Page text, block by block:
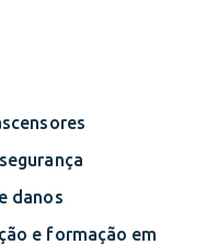
danos
e formação em